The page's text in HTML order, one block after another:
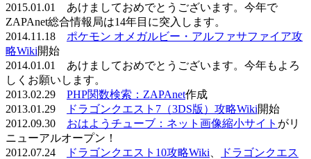
2015.01.01 あけましておめでとうございます。今年で
ZAPAnet総合情報局は14年目に突入します。
2014.11.18 ポケモン オメガルビー・アルファサファイア攻
略Wiki開始
2014.01.01 あけましておめでとうございます。今年もよろ
しくお願いします。
2013.02.29 PHP関数検索：ZAPAnet作成
2013.01.29
ドラゴンクエスト7（3DS版）攻略Wiki開始
2012.09.30 おはようチューブ：ネット画像縮小サイト がリ
ニューアルオープン！
2012.07.24
ドラゴンクエスト10攻略Wiki
ドラゴンクエス